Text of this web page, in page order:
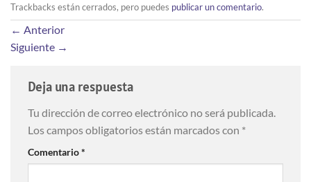
Trackbacks están cerrados, pero puedes publicar un comentario.
← Anterior
Siguiente →
Deja una respuesta
Tu dirección de correo electrónico no será publicada.
Los campos obligatorios están marcados con *
Comentario*